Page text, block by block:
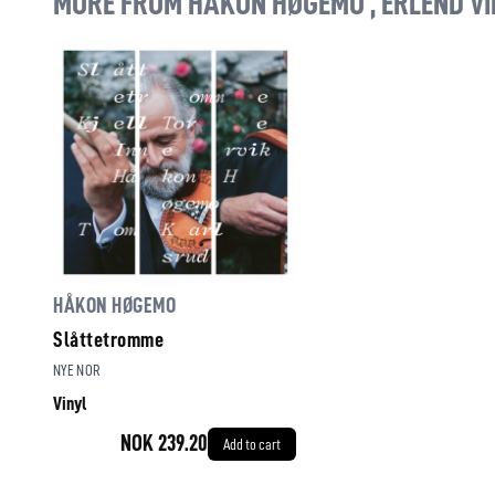
HÅKON HØGEMO
Slåttetromme
NYE NOR
Vinyl
NOK 239.20 Add to cart